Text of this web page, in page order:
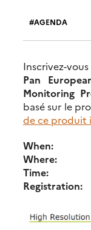
AGENDA
Inscrivez-
Pan
Monitoring
basé sur le
de ce produit
When:
Where:
Time:
Registration: